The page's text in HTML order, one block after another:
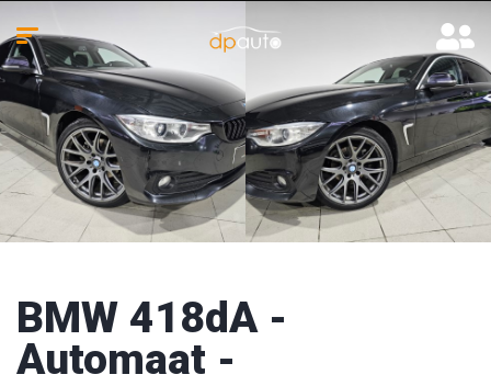
BMW 418dA -
Automaat -